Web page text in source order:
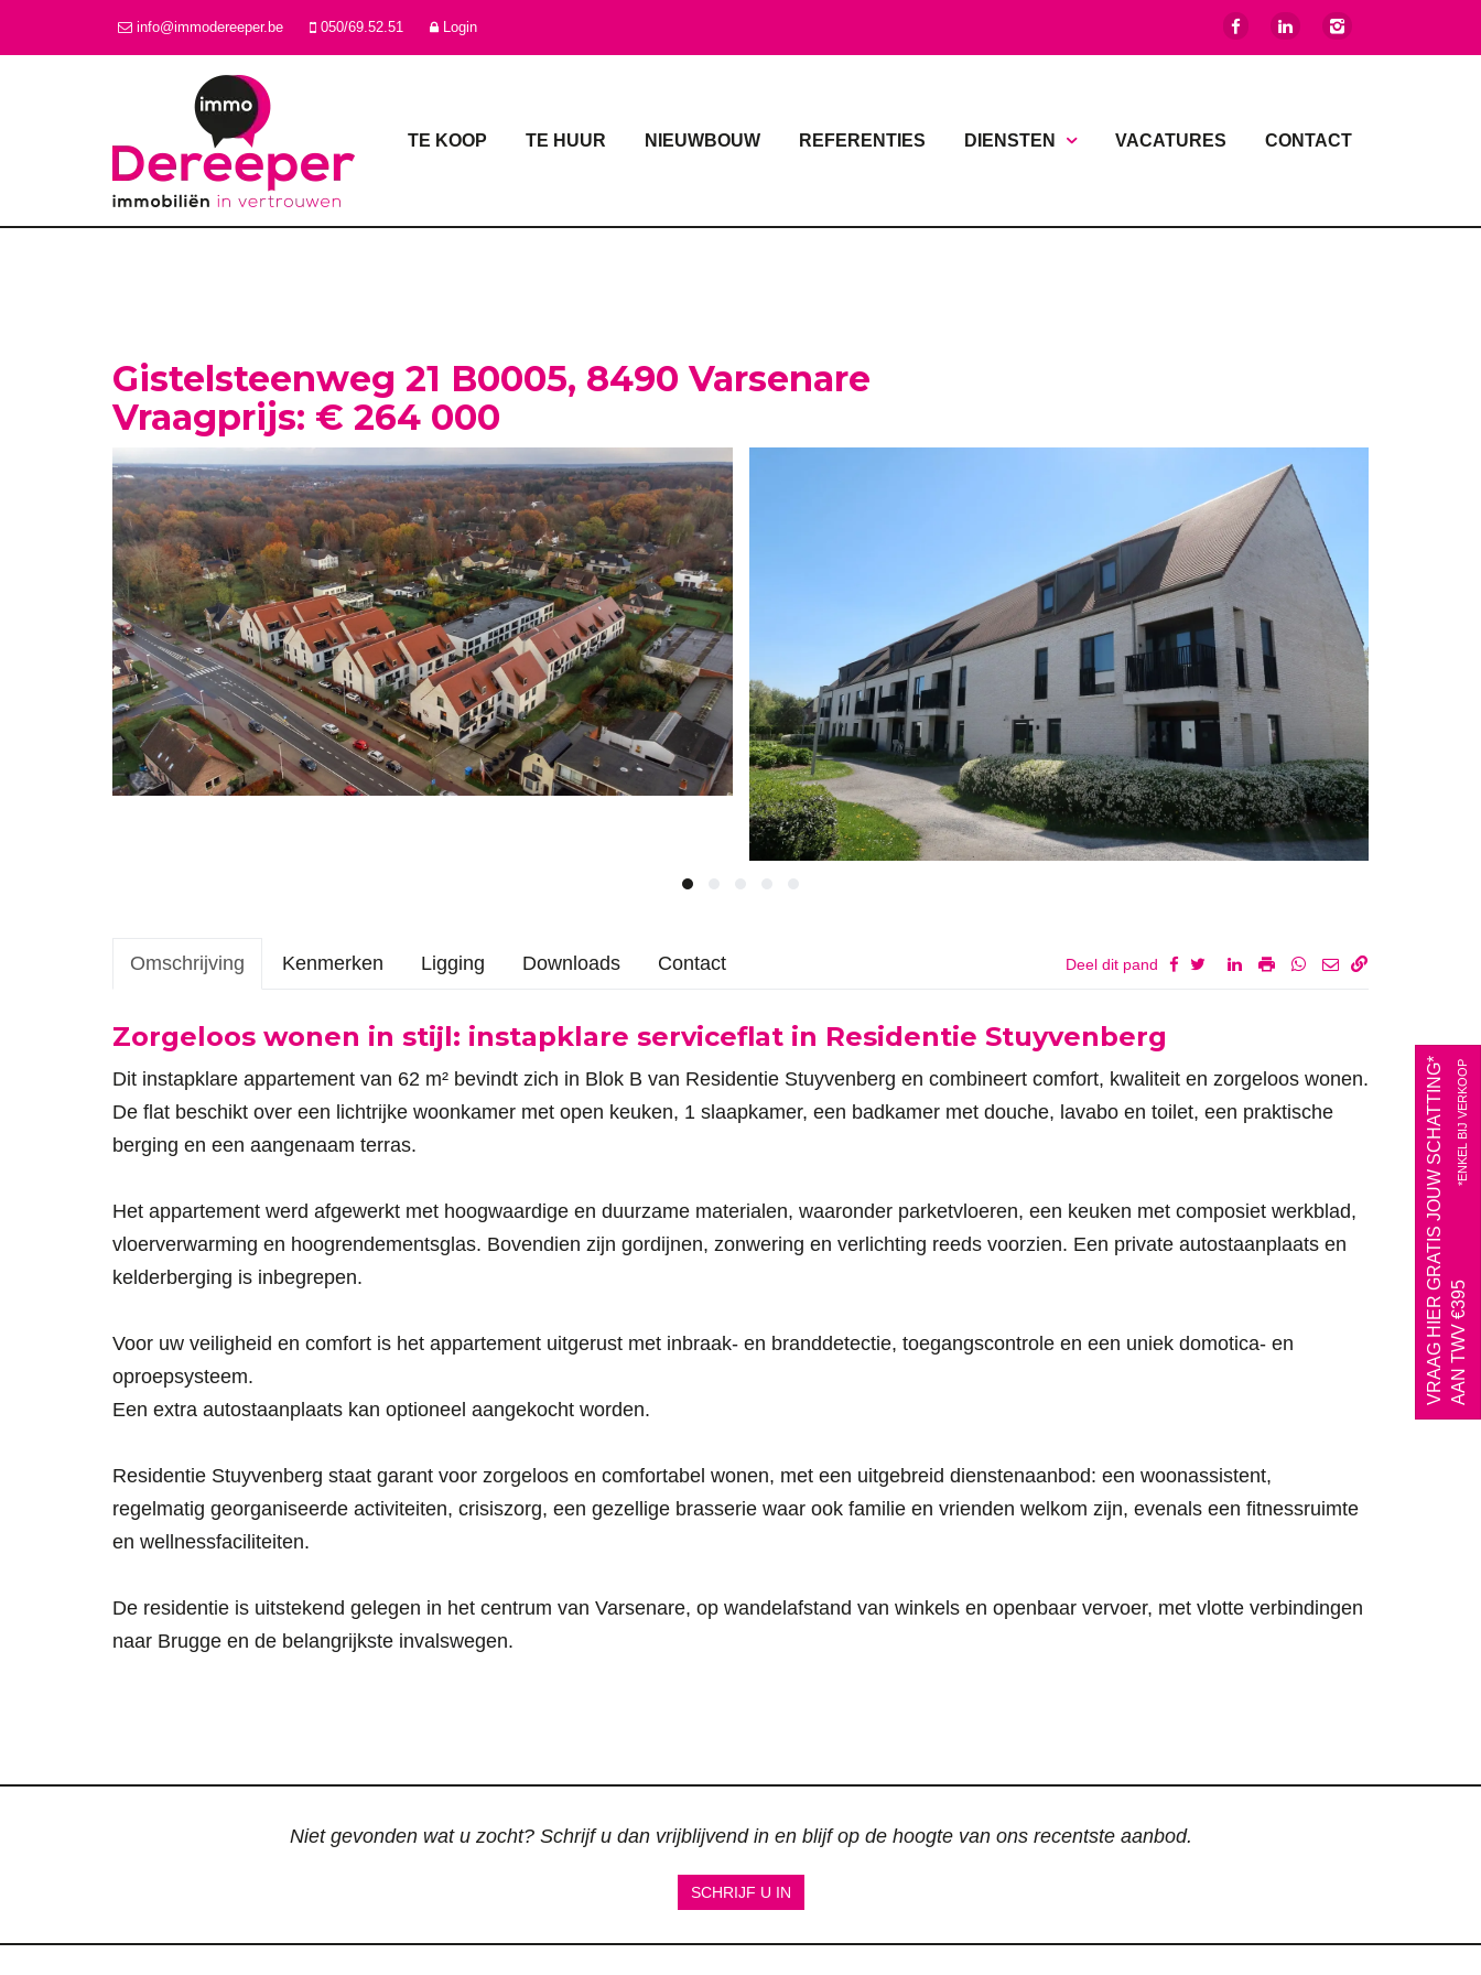
info@immodereeper.be 050/69.52.51 Login
TE KOOP TE HUUR NIEUWBOUW REFERENTIES DIENSTEN VACATURES CONTACT
Gistelsteenweg 21 B0005, 8490 Varsenare
Vraagprijs: € 264 000
Omschrijving Kenmerken Ligging Downloads Contact Deel dit pand
Omschrijving
Zorgeloos wonen in stijl: instapklare serviceflat in Residentie Stuyvenberg
Dit instapklare appartement van 62 m² bevindt zich in Blok B van Residentie Stuyvenberg en combineert comfort, kwaliteit en zorgeloos wonen.
De flat beschikt over een lichtrijke woonkamer met open keuken, 1 slaapkamer, een badkamer met douche, lavabo en toilet, een praktische
berging en een aangenaam terras.
Het appartement werd afgewerkt met hoogwaardige en duurzame materialen, waaronder parketvloeren, een keuken met composiet werkblad,
vloerverwarming en hoogrendementsglas. Bovendien zijn gordijnen, zonwering en verlichting reeds voorzien. Een private autostaanplaats en
kelderberging is inbegrepen.
Voor uw veiligheid en comfort is het appartement uitgerust met inbraak- en branddetectie, toegangscontrole en een uniek domotica- en
oproepsysteem.
Een extra autostaanplaats kan optioneel aangekocht worden.
Residentie Stuyvenberg staat garant voor zorgeloos en comfortabel wonen, met een uitgebreid dienstenaanbod: een woonassistent,
regelmatig georganiseerde activiteiten, crisiszorg, een gezellige brasserie waar ook familie en vrienden welkom zijn, evenals een fitnessruimte
en wellnessfaciliteiten.
De residentie is uitstekend gelegen in het centrum van Varsenare, op wandelafstand van winkels en openbaar vervoer, met vlotte verbindingen
naar Brugge en de belangrijkste invalswegen.
Niet gevonden wat u zocht? Schrijf u dan vrijblijvend in en blijf op de hoogte van ons recentste aanbod.
SCHRIJF U IN
VRAAG HIER GRATIS JOUW SCHATTING*AAN TWV €395
*ENKEL BIJ VERKOOP